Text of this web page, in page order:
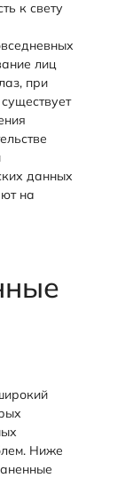
к свету
лиц
при
данных
на
Ниже